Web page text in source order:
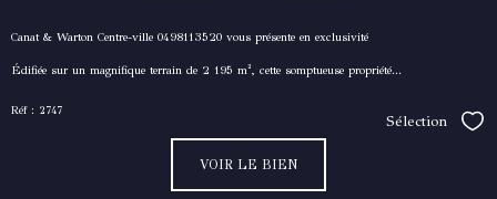
Canat & Warton Centre-ville 0498113520 vous présente en exclusivité
Édifiée sur un magnifique terrain de 2 195 m², cette somptueuse propriété...
Réf : 2747
Sélection
VOIR LE BIEN